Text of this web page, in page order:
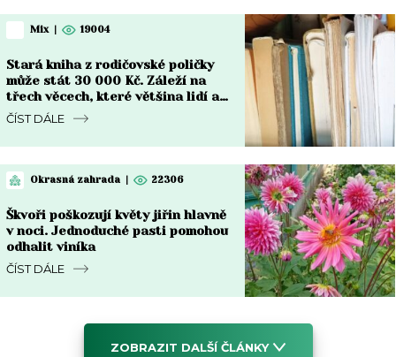
Mix 19004
Stará kniha z rodičovské poličky
může stát 30 000 Kč. Záleží na
třech věcech, které většina lidí ani
nekontroluje
ČÍST DÁLE
Okrasná zahrada 22306
Škvoři poškozují květy jiřin hlavně
v noci. Jednoduché pasti pomohou
odhalit viníka
ČÍST DÁLE
ZOBRAZIT DALŠÍ ČLÁNKY